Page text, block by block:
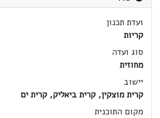
ועדת תכנון
קריות
סוג ועדה
מחוזית
יישוב
קרית מוצקין, קרית ביאליק, קרית ים
מקום התוכנית